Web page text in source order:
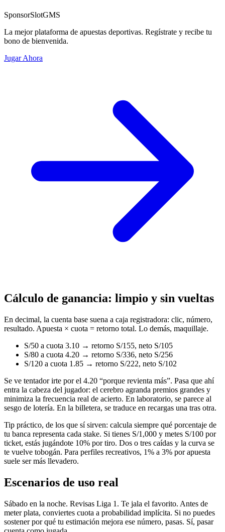
SponsorSlotGMS
La mejor plataforma de apuestas deportivas. Regístrate y recibe tu
bono de bienvenida.
Jugar Ahora
Cálculo de ganancia: limpio y sin vueltas
En decimal, la cuenta base suena a caja registradora: clic, número,
resultado. Apuesta × cuota = retorno total. Lo demás, maquillaje.
S/50 a cuota 3.10 → retorno S/155, neto S/105
S/80 a cuota 4.20 → retorno S/336, neto S/256
S/120 a cuota 1.85 → retorno S/222, neto S/102
Se ve tentador irte por el 4.20 “porque revienta más”. Pasa que ahí
entra la cabeza del jugador: el cerebro agranda premios grandes y
minimiza la frecuencia real de acierto. En laboratorio, se parece al
sesgo de lotería. En la billetera, se traduce en recargas una tras otra.
Tip práctico, de los que sí sirven: calcula siempre qué porcentaje de
tu banca representa cada stake. Si tienes S/1,000 y metes S/100 por
ticket, estás jugándote 10% por tiro. Dos o tres caídas y la curva se
te vuelve tobogán. Para perfiles recreativos, 1% a 3% por apuesta
suele ser más llevadero.
Escenarios de uso real
Sábado en la noche. Revisas Liga 1. Te jala el favorito. Antes de
meter plata, conviertes cuota a probabilidad implícita. Si no puedes
sostener por qué tu estimación mejora ese número, pasas. Sí, pasar